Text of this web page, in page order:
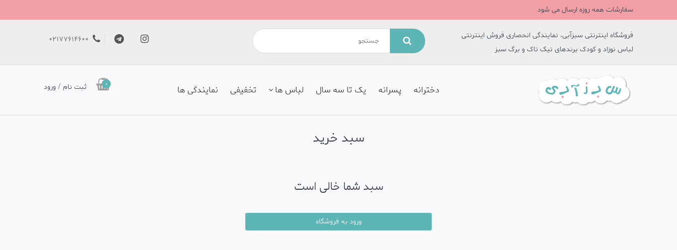
سفارشات همه روزه ارسال می شود
فروشگاه اینترنتی سبزآبی، نمایندگی انحصاری فروش اینترنتی
لباس نوزاد و کودک برندهای تیک تاک و برگ سبز
دخترانه پسرانه یک تا سه سال لباس ها تخفیفی نمایندگی ها 0 ثبت نام / ورود
سبد خرید
سبد شما خالی است
ورود به فروشگاه